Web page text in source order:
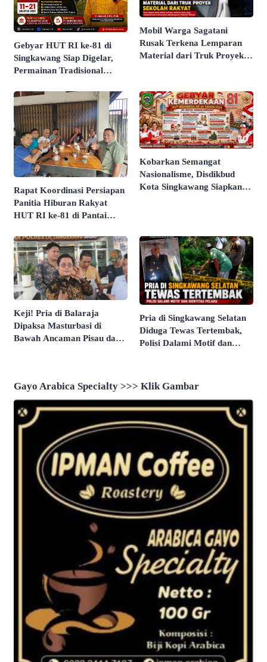
Gebyar HUT RI ke-81 di
Singkawang Siap Digelar,
Permainan Tradisional
Agenda Utama
Mobil Warga Sagatani
Rusak Terkena Lemparan
Material dari Truk Proyek
Rapat Koordinasi Persiapan
Panitia Hiburan Rakyat
HUT RI ke-81 di Pantai
Dimatangkan
​Kobarkan Semangat
Nasionalisme, Disdikbud
Kota Singkawang Siapkan
Keji! Pria di Balaraja
Dipaksa Masturbasi di
Bawah Ancaman Pisau dan
Pria di Singkawang Selatan
Diduga Tewas Tertembak,
Polisi Dalami Motif dan
Gayo Arabica Specialty >>> Klik Gambar